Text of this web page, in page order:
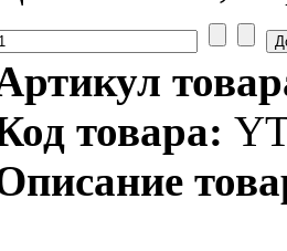
товара: